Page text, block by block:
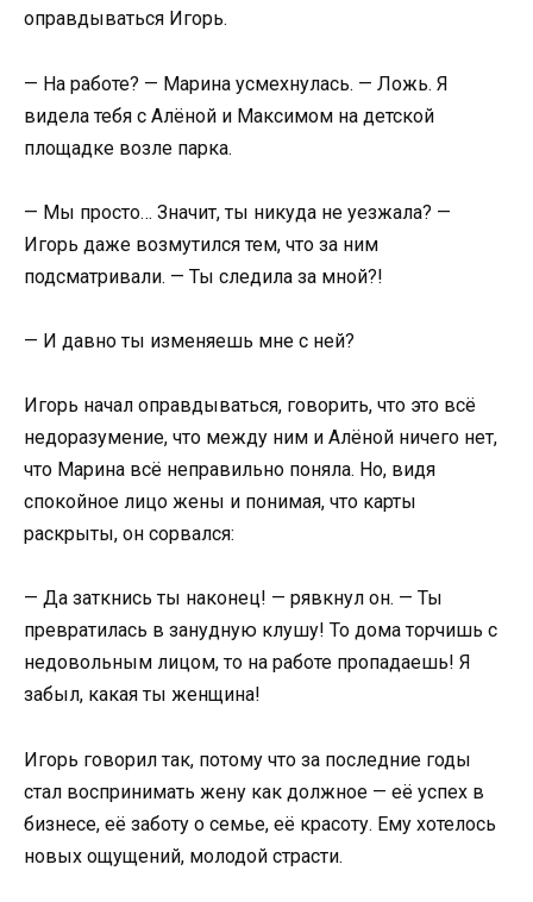
оправдываться Игорь.
— На работе? — Марина усмехнулась. — Ложь. Я
видела тебя с Алёной и Максимом на детской
площадке возле парка.
— Мы просто… Значит, ты никуда не уезжала? —
Игорь даже возмутился тем, что за ним
подсматривали. — Ты следила за мной?!
— И давно ты изменяешь мне с ней?
Игорь начал оправдываться, говорить, что это всё
недоразумение, что между ним и Алёной ничего нет,
что Марина всё неправильно поняла. Но, видя
спокойное лицо жены и понимая, что карты
раскрыты, он сорвался:
— Да заткнись ты наконец! — рявкнул он. — Ты
превратилась в занудную клушу! То дома торчишь с
недовольным лицом, то на работе пропадаешь! Я
забыл, какая ты женщина!
Игорь говорил так, потому что за последние годы
стал воспринимать жену как должное — её успех в
бизнесе, её заботу о семье, её красоту. Ему хотелось
новых ощущений, молодой страсти.